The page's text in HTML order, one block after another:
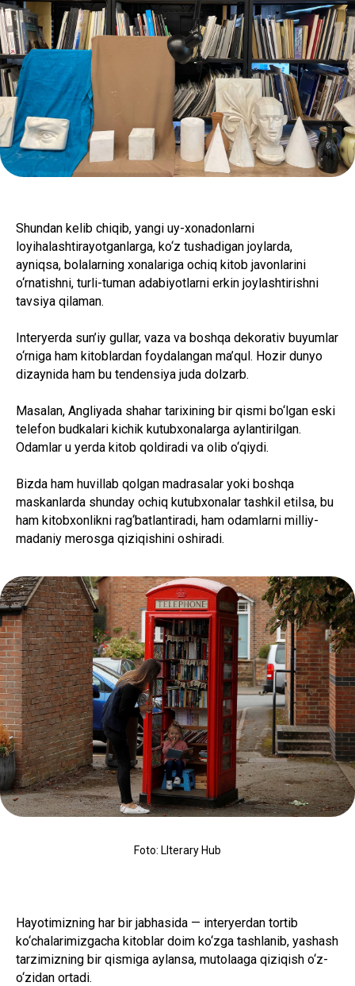
Shundan kelib chiqib, yangi uy-xonadonlarni
loyihalashtirayotganlarga, ko‘z tushadigan joylarda,
ayniqsa, bolalarning xonalariga ochiq kitob javonlarini
o‘rnatishni, turli-tuman adabiyotlarni erkin joylashtirishni
tavsiya qilaman.
Interyerda sun’iy gullar, vaza va boshqa dekorativ buyumlar
o‘rniga ham kitoblardan foydalangan ma’qul. Hozir dunyo
dizaynida ham bu tendensiya juda dolzarb.
Masalan, Angliyada shahar tarixining bir qismi bo‘lgan eski
telefon budkalari kichik kutubxonalarga aylantirilgan.
Odamlar u yerda kitob qoldiradi va olib o‘qiydi.
Bizda ham huvillab qolgan madrasalar yoki boshqa
maskanlarda shunday ochiq kutubxonalar tashkil etilsa, bu
ham kitobxonlikni rag‘batlantiradi, ham odamlarni milliy-
madaniy merosga qiziqishini oshiradi.
Foto: LIterary Hub
Hayotimizning har bir jabhasida — interyerdan tortib
ko‘chalarimizgacha kitoblar doim ko‘zga tashlanib, yashash
tarzimizning bir qismiga aylansa, mutolaaga qiziqish o‘z-
o‘zidan ortadi.